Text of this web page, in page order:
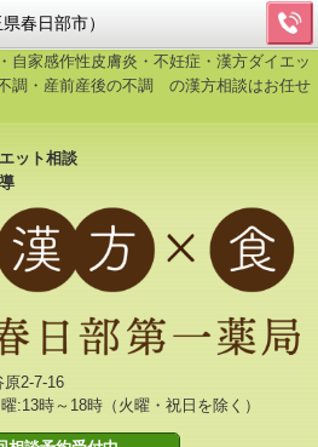
春日部市）
自家感作性皮膚炎・不妊症・漢方ダイエッ
調・産前産後の不調 の漢方相談はお任せ
ット相談
2-7-16
時～18時（火曜・祝日を除く）